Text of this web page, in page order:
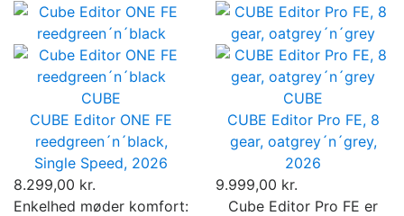
CUBE
CUBE Editor ONE FE
reedgreen´n´black,
Single Speed, 2026
8.299,00 kr.
Enkelhed møder komfort:
CUBE
CUBE Editor Pro FE, 8
gear, oatgrey´n´grey,
2026
9.999,00 kr.
Cube Editor Pro FE er